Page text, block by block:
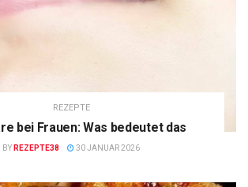
REZEPTE
bei Frauen: Was bedeutet das
BY REZEPTE38 30 JANUAR 2026